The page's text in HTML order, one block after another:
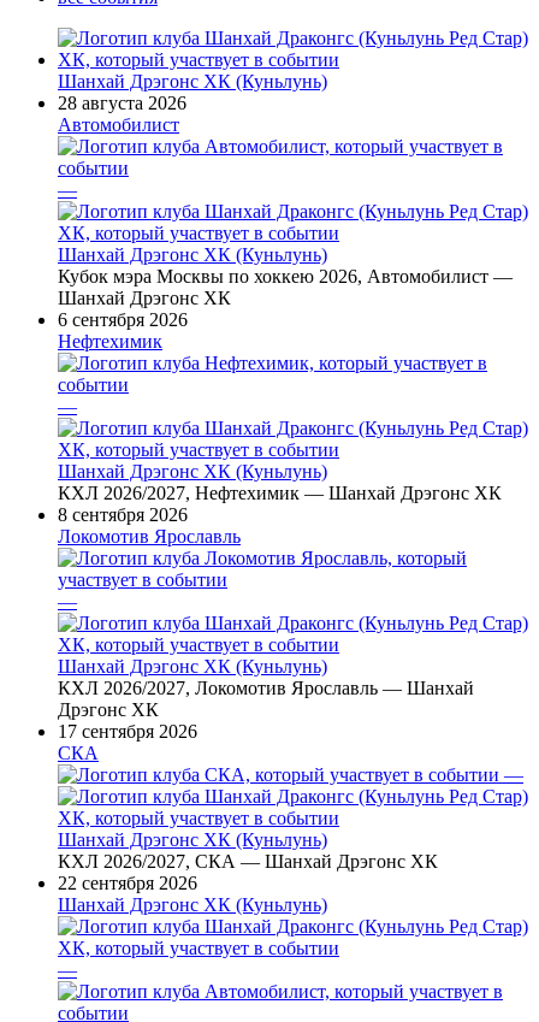
Шанхай Дрэгонс ХК (Куньлунь)
28 августа 2026
Автомобилист
—
Шанхай Дрэгонс ХК (Куньлунь)
Кубок мэра Москвы по хоккею 2026, Автомобилист —
Шанхай Дрэгонс ХК
6 сентября 2026
Нефтехимик
—
Шанхай Дрэгонс ХК (Куньлунь)
КХЛ 2026/2027, Нефтехимик — Шанхай Дрэгонс ХК
8 сентября 2026
Локомотив Ярославль
—
Шанхай Дрэгонс ХК (Куньлунь)
КХЛ 2026/2027, Локомотив Ярославль — Шанхай
Дрэгонс ХК
17 сентября 2026
СКА
—
Шанхай Дрэгонс ХК (Куньлунь)
КХЛ 2026/2027, СКА — Шанхай Дрэгонс ХК
22 сентября 2026
Шанхай Дрэгонс ХК (Куньлунь)
—